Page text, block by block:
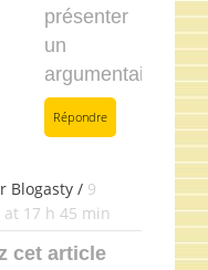
présenter
un
argumentaire.
Répondre
Blogasty / 9
17 h 45 min
cet article